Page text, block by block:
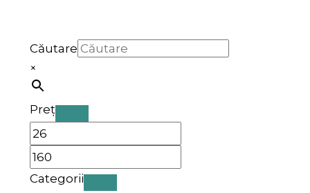
Căutare
×
Preț
Categorii